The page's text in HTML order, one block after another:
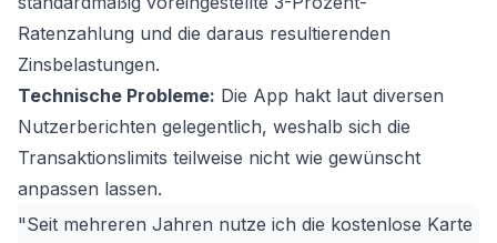
Ratenzahlung und die daraus resultierenden
Zinsbelastungen.
Technische Probleme: Die App hakt laut diversen
Nutzerberichten gelegentlich, weshalb sich die
Transaktionslimits teilweise nicht wie gewünscht
anpassen lassen.
"Seit mehreren Jahren nutze ich die kostenlose Karte